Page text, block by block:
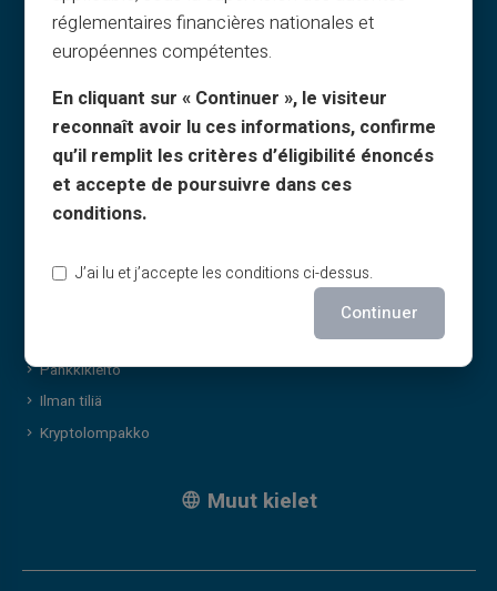
Prepaid-kortti
Aktivoi kortti
Online-lataus
Käteislataus
Neosurf
Huijaukset
Pankkikielto
Ilman tiliä
Kryptolompakko
Muut kielet
réglementaires financières nationales et
européennes compétentes.
En cliquant sur « Continuer », le visiteur
reconnaît avoir lu ces informations, confirme
qu’il remplit les critères d’éligibilité énoncés
et accepte de poursuivre dans ces
conditions.
J’ai lu et j’accepte les conditions ci-dessus.
Continuer